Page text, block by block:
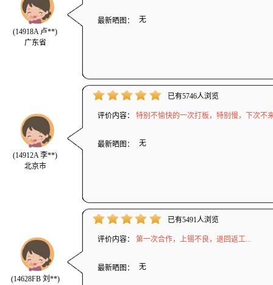
(14918A 卢**)
广东省
最新晒图： 无
(14912A 李**)
北京市
已有5746人浏览
评价内容： 特别不愉快的一次打板，特别慢，下次不
最新晒图： 无
(14628FB 刘**)
已有5491人浏览
评价内容： 第一次合作，上锡不良，退回返工...
最新晒图： 无